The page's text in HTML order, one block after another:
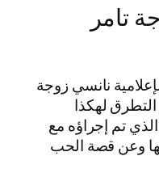
تامر
نانسي زوجة
لهكذا
تم إجراؤه مع
وعن قصة الحب